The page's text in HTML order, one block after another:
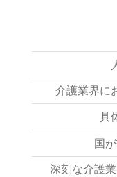
介護業界に
具
国
深刻な介護